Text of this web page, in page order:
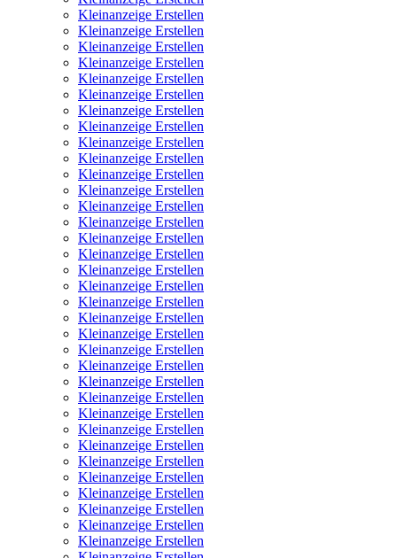
Kleinanzeige Erstellen
Kleinanzeige Erstellen
Kleinanzeige Erstellen
Kleinanzeige Erstellen
Kleinanzeige Erstellen
Kleinanzeige Erstellen
Kleinanzeige Erstellen
Kleinanzeige Erstellen
Kleinanzeige Erstellen
Kleinanzeige Erstellen
Kleinanzeige Erstellen
Kleinanzeige Erstellen
Kleinanzeige Erstellen
Kleinanzeige Erstellen
Kleinanzeige Erstellen
Kleinanzeige Erstellen
Kleinanzeige Erstellen
Kleinanzeige Erstellen
Kleinanzeige Erstellen
Kleinanzeige Erstellen
Kleinanzeige Erstellen
Kleinanzeige Erstellen
Kleinanzeige Erstellen
Kleinanzeige Erstellen
Kleinanzeige Erstellen
Kleinanzeige Erstellen
Kleinanzeige Erstellen
Kleinanzeige Erstellen
Kleinanzeige Erstellen
Kleinanzeige Erstellen
Kleinanzeige Erstellen
Kleinanzeige Erstellen
Kleinanzeige Erstellen
Kleinanzeige Erstellen